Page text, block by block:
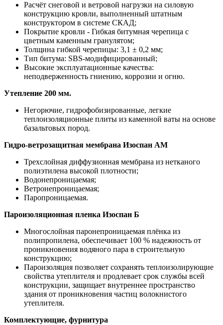
Расчёт снеговой и ветровой нагрузки на силовую
конструкцию кровли, выполненный штатным
конструктором в системе СКАД;
Покрытие кровли - Гибкая битумная черепица с
цветным каменным гранулятом;
Толщина гибкой черепицы: 3,1 ± 0,2 мм;
Тип битума: SBS-модифицированный;
Высокие эксплуатационные качества:
неподверженность гниению, коррозии и огню.
Утепление 200 мм.
Негорючие, гидрофобизированные, легкие
теплоизоляционные плиты из каменной ваты на основе
базальтовых пород.
Гидро-ветрозащитная мембрана Изоспан АМ
Трехслойная диффузионная мембрана из нетканого
полиэтилена высокой плотности;
Водонепроницаемая;
Ветронепроницаемая;
Паропроницаемая.
Пароизоляционная пленка Изоспан Б
Многослойная паронепроницаемая плёнка из
полипропилена, обеспечивает 100 % надежность от
проникновения водяного пара в строительную
конструкцию;
Пароизоляция позволяет сохранять теплоизолирующие
свойства утеплителя и продлевает срок службы всей
конструкции, защищает внутреннее пространство
здания от проникновения частиц волокнистого
утеплителя.
Комплектующие, фурнитура